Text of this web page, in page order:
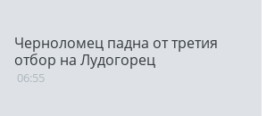
Черноломец падна от третия
отбор на Лудогорец
06:55